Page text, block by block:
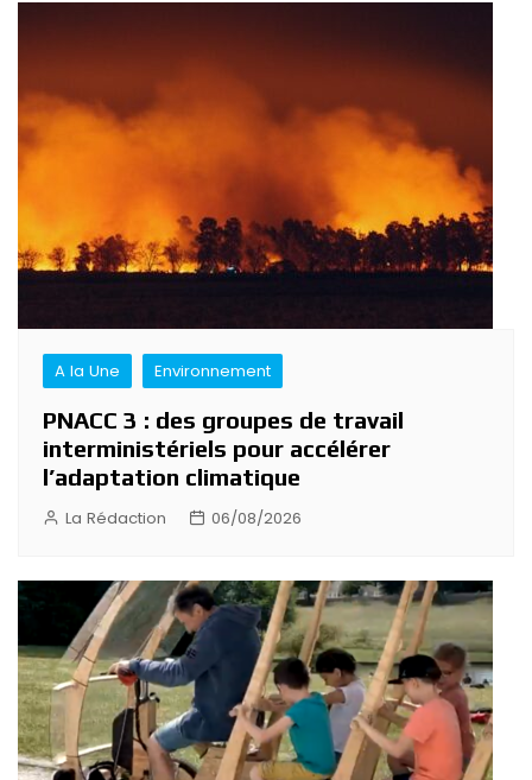
Navigation
de
l’article
A la Une Environnement
PNACC 3 : des groupes de travail
interministériels pour accélérer
l’adaptation climatique
La Rédaction 06/08/2026